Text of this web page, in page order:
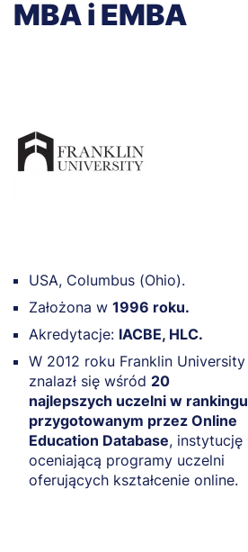
MBA i EMBA
USA, Columbus (Ohio).
Założona w 1996 roku.
Akredytacje: IACBE, HLC.
W 2012 roku Franklin University
znalazł się wśród 20
najlepszych uczelni w rankingu
przygotowanym przez Online
Education Database, instytucję
oceniającą programy uczelni
oferujących kształcenie online.